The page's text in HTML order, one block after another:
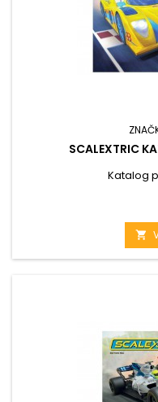
SCALEXTRIC
Katalog
